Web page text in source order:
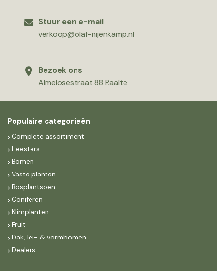
Stuur een e-mail
verkoop@olaf-nijenkamp.nl
Bezoek ons
Almelosestraat 88 Raalte
Populaire categorieën
Complete assortiment
Heesters
Bomen
Vaste planten
Bosplantsoen
Coniferen
Klimplanten
Fruit
Dak, lei- & vormbomen
Dealers